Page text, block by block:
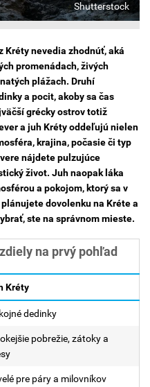
Shutterstock
Kréty nevedia zhodnúť, aká
promenádach, živých
plážach. Druhí
a pocit, akoby sa čas
grécky ostrov totiž
a juh Kréty oddeľujú nielen
krajina, počasie či typ
nájdete pulzujúce
život. Juh naopak láka
a pokojom, ktorý sa v
dovolenku na Kréte a
ste na správnom mieste.
na prvý pohľad
Kréty
dedinky
pobrežie, zátoky a
pre páry a milovníkov